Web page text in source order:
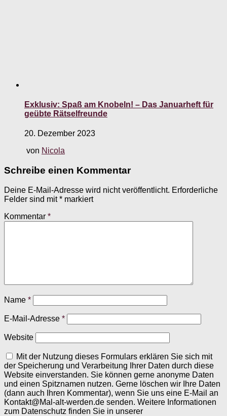
Exklusiv: Spaß am Knobeln! – Das Januarheft für
geübte Rätselfreunde
20. Dezember 2023
von Nicola
Schreibe einen Kommentar
Deine E-Mail-Adresse wird nicht veröffentlicht. Erforderliche
Felder sind mit* markiert
Kommentar *
Name *
E-Mail-Adresse *
Website
Mit der Nutzung dieses Formulars erklären Sie sich mit
der Speicherung und Verarbeitung Ihrer Daten durch diese
Website einverstanden. Sie können gerne anonyme Daten
und einen Spitznamen nutzen. Gerne löschen wir Ihre Daten
(dann auch Ihren Kommentar), wenn Sie uns eine E-Mail an
Kontakt@Mal-alt-werden.de senden. Weitere Informationen
zum Datenschutz finden Sie in unserer